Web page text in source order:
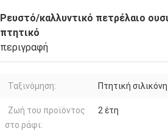
Ρευστό/καλλυντικό πετρέλαιο
πτητικό
περιγραφή
Ταξινόμηση: Πτητική σιλικόνη
Ζωή του προϊόντος
στο ράφι:
2 έτη